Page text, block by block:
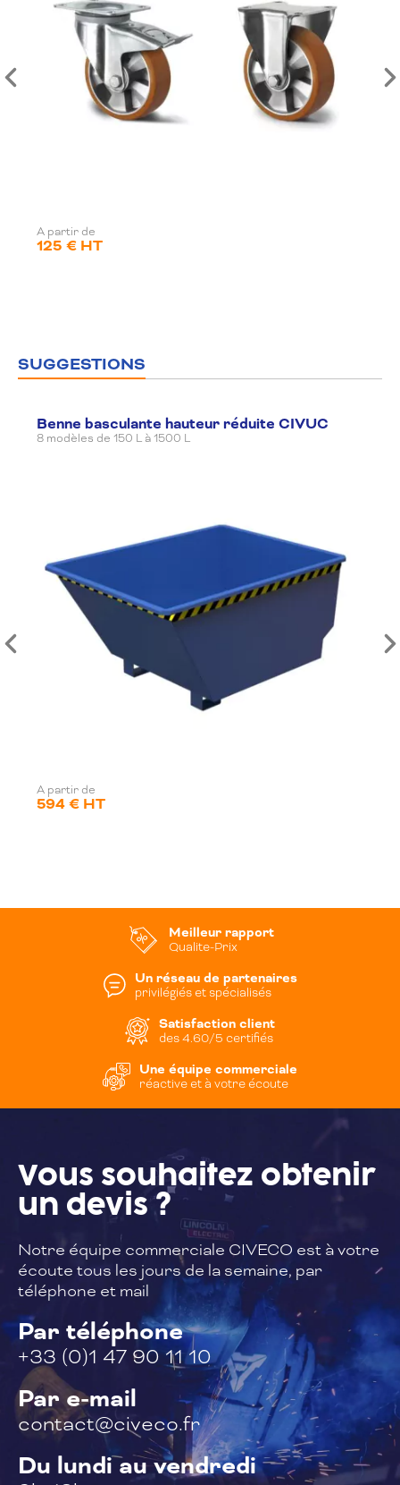
A partir de
125 € HT
SUGGESTIONS
Benne basculante hauteur réduite CIVUC
8 modèles de 150 L à 1500 L
A partir de
594 € HT
Meilleur rapport
Qualite-Prix
Un réseau de partenaires
privilégiés et spécialisés
Satisfaction client
des 4.60/5 certifiés
Une équipe commerciale
réactive et à votre écoute
Vous souhaitez obtenir
un devis ?
Notre équipe commerciale CIVECO est àvotre
écoute tous les jours de la semaine, par
téléphone et mail
Par téléphone
+33 (0)1 47 90 11 10
Par e-mail
contact@civeco.fr
Du lundi au vendredi